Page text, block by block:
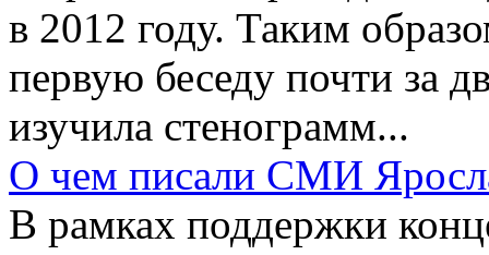
в 2012 году. Таким
первую беседу почти за
изучила стенограмм...
О чем писали СМИ
В рамках поддержки